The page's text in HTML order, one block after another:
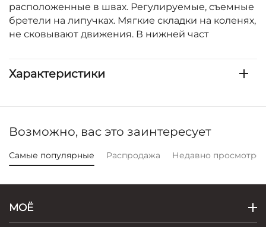
расположенные в швах. Регулируемые, съемные
бретели на липучках. Мягкие складки на коленях,
не сковывают движения. В нижней част
Характеристики
Возможно, вас это заинтересует
Самые популярные Распродажа Недавно
МОЁ